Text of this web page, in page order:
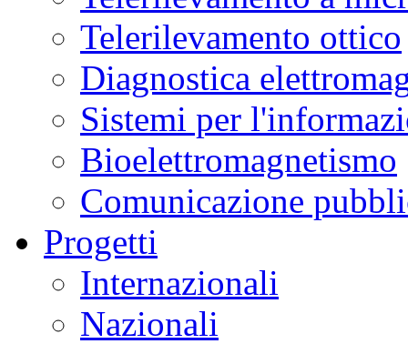
Telerilevamento ottico
Diagnostica
Sistemi per
Bioelettromagnetismo
Comunicazione
Progetti
Internazionali
Nazionali